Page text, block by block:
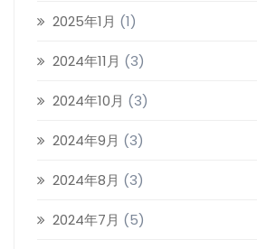
2025年1月 (1)
2024年11月 (3)
2024年10月 (3)
2024年9月 (3)
2024年8月 (3)
2024年7月 (5)